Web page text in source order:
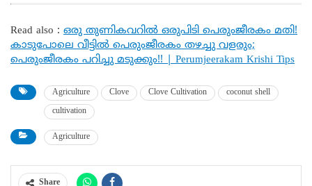
Read also : ഒരു തുണികവറിൽ ഒരുപിടി പെരുംജീരകം മതി!
കാടുപോലെ വീട്ടിൽ പെരുംജീരകം തഴച്ചു വളരും;
പെരുംജീരകം പറിച്ചു മടുക്കും!! | Perumjeerakam Krishi Tips
Agriculture Clove Clove Cultivation
coconut shell
cultivation
Agriculture
Share